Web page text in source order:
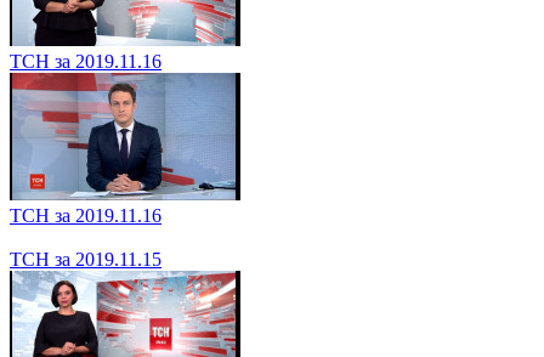
ТСН за 2019.11.18
ТСН за 2019.11.16
ТСН за 2019.11.16